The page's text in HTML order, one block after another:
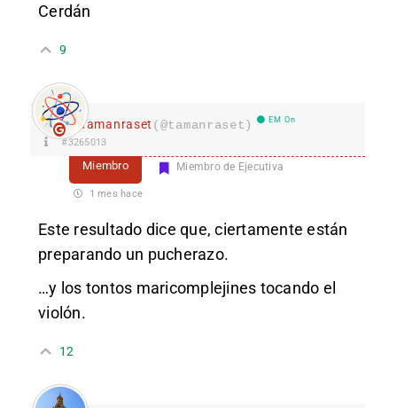
Cerdán
9
Tamanraset (@tamanraset) EM On
#3265013
Miembro Miembro de Ejecutiva
1 mes hace
Este resultado dice que, ciertamente están
preparando un pucherazo.
…y los tontos maricomplejines tocando el
violón.
12